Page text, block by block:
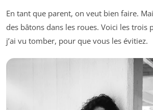
En tant que parent, on veut bien faire.
des bâtons dans les roues. Voici les trois
j’ai vu tomber, pour que vous les évitiez.